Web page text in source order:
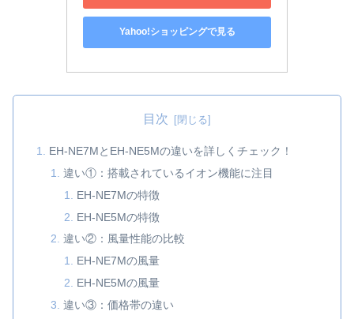
Yahoo!ショッピングで見る
目次
EH-NE7MとEH-NE5Mの違いを詳しくチェック！
違い①：搭載されているイオン機能に注目
EH-NE7Mの特徴
EH-NE5Mの特徴
違い②：風量性能の比較
EH-NE7Mの風量
EH-NE5Mの風量
違い③：価格帯の違い